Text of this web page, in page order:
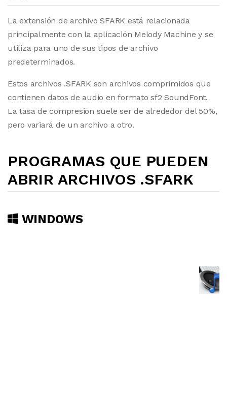
La extensión de archivo SFARK está relacionada
principalmente con la aplicación Melody Machine y se
utiliza para uno de sus tipos de archivo
predeterminados.
Estos archivos .SFARK son archivos comprimidos que
contienen datos de audio en formato sf2 SoundFont.
La tasa de compresión suele ser de alrededor del 50%,
pero variará de un archivo a otro.
PROGRAMAS QUE PUEDEN
ABRIR ARCHIVOS .SFARK
WINDOWS